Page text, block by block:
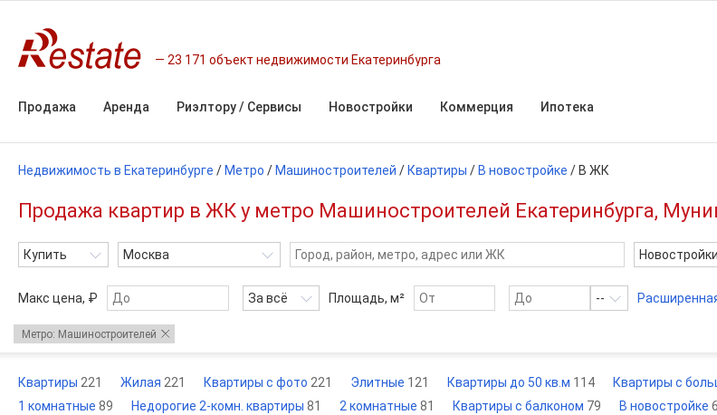
23 171 объект недвижимости Екатеринбурга
Продажа Аренда Риэлтору / Сервисы Новостройки Коммерция Ипотека
Недвижимость в Екатеринбурге / Метро / Машиностроителей / Квартиры / В новостройке / В ЖК
Продажа квартир в ЖК у метро Машиностроителей Екатеринбурга,
Купить Москва Новостройки
Макс цена, ₽ За всё Площадь, м² --
Метро: Машиностроителей
Квартиры 221 Жилая 221 Квартиры с фото 221 Элитные 121 Квартиры до 50 кв.м 114 Квартиры с
1 комнатные 89 Недорогие 2-комн. квартиры 81 2 комнатные 81 Квартиры с балконом 79 В новостройке